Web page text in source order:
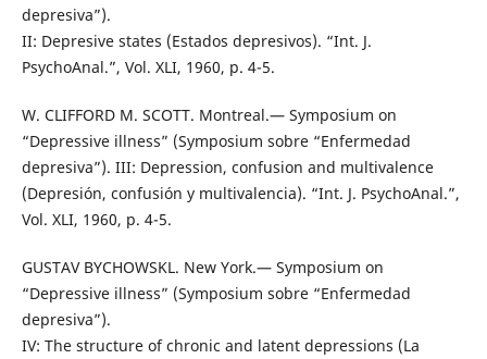
depresiva”).
II: Depresive states (Estados depresivos). “Int. J.
PsychoAnal.”, Vol. XLI, 1960, p. 4-5.
W. CLIFFORD M. SCOTT. Montreal.— Symposium on
“Depressive illness” (Symposium sobre “Enfermedad
depresiva”). III: Depression, confusion and multivalence
(Depresión, confusión y multivalencia). “Int. J. PsychoAnal.”,
Vol. XLI, 1960, p. 4-5.
GUSTAV BYCHOWSKL. New York.— Symposium on
“Depressive illness” (Symposium sobre “Enfermedad
depresiva”).
IV: The structure of chronic and latent depressions (La